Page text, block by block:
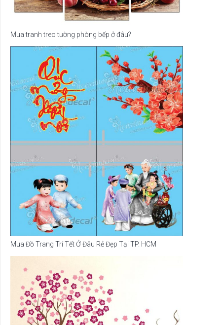
Mua tranh treo tường phòng bếp ở đâu?
Mua Đồ Trang Trí Tết Ở Đâu Rẻ Đẹp Tại TP. HCM